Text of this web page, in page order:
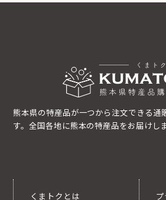
熊本県の特産品が一つから注文できる通
す。全国各地に熊本の特産品をお届けしま
くまトクとは